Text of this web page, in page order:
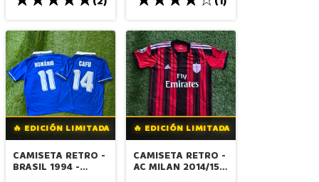
🔥 EDICIÓN LIMITADA
CAMISETA RETRO -
BRASIL 1994 -
🔥 EDICIÓN LIMITADA
CAMISETA RETRO -
AC MILAN 2014/15 -